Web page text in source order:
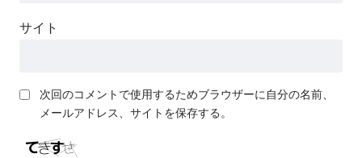
サイト
次回のコメントで使用するためブラウザーに自分の名前、
メールアドレス、サイトを保存する。